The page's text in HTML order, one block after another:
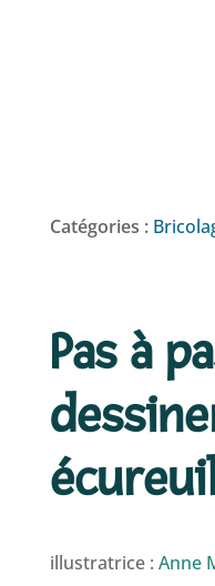
Catégories :
Pas à
illustratrice : Anne